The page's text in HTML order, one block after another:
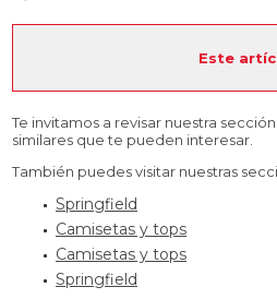
Este
Te invitamos a revisar nuestra sección
similares que te pueden interesar.
También puedes visitar nuestras
Springfield
Camisetas y tops
Camisetas y tops
Springfield